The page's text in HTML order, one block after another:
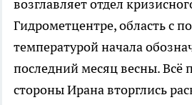
возглавляет отдел
Гидрометцентре, область с
температурой начала
последний месяц весны. Всё
стороны Ирана вторглись